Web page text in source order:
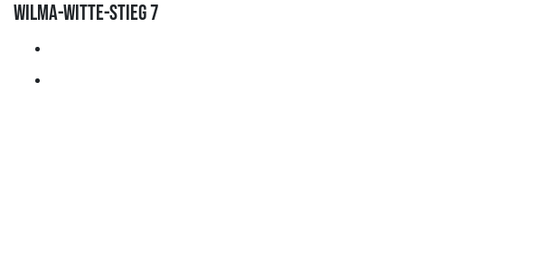
Wilma-Witte-Stieg 7